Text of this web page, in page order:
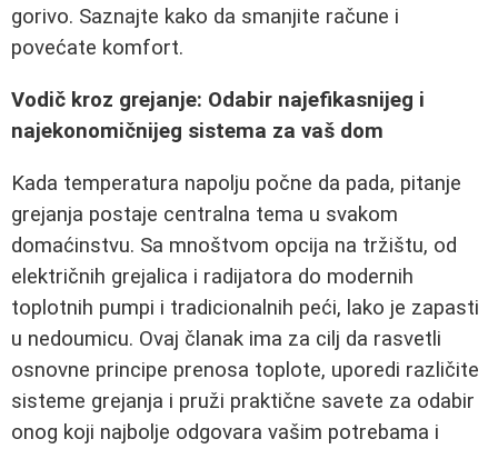
gorivo. Saznajte kako da smanjite račune i
povećate komfort.
Vodič kroz grejanje: Odabir najefikasnijeg i
najekonomičnijeg sistema za vaš dom
Kada temperatura napolju počne da pada, pitanje
grejanja postaje centralna tema u svakom
domaćinstvu. Sa mnoštvom opcija na tržištu, od
električnih grejalica i radijatora do modernih
toplotnih pumpi i tradicionalnih peći, lako je zapasti
u nedoumicu. Ovaj članak ima za cilj da rasvetli
osnovne principe prenosa toplote, uporedi različite
sisteme grejanja i pruži praktične savete za odabir
onog koji najbolje odgovara vašim potrebama i